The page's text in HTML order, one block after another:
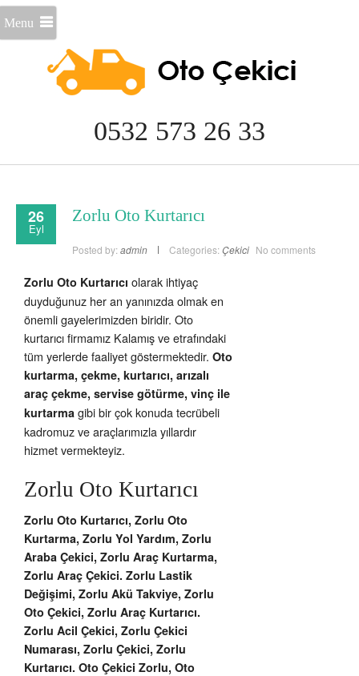
0532 573 26 33
Menu
26
Eyl
Zorlu Oto Kurtarıcı
Posted by: admin Categories: Çekici No comments
Zorlu Oto Kurtarıcı olarak ihtiyaç
duyduğunuz her an yanınızda olmak en
önemli gayelerimizden biridir. Oto
kurtarıcı firmamız Kalamış ve etrafındaki
tüm yerlerde faaliyet göstermektedir. Oto
kurtarma, çekme, kurtarıcı, arızalı
araç çekme, servise götürme, vinç ile
kurtarma gibi bir çok konuda tecrübeli
kadromuz ve araçlarımızla yıllardır
hizmet vermekteyiz.
Zorlu Oto Kurtarıcı
Zorlu Oto Kurtarıcı, Zorlu Oto
Kurtarma, Zorlu Yol Yardım, Zorlu
Araba Çekici, Zorlu Araç Kurtarma,
Zorlu Araç Çekici. Zorlu Lastik
Değişimi, Zorlu Akü Takviye, Zorlu
Oto Çekici, Zorlu Araç Kurtarıcı.
Zorlu Acil Çekici, Zorlu Çekici
Numarası, Zorlu Çekici, Zorlu
Kurtarıcı. Oto Çekici Zorlu, Oto